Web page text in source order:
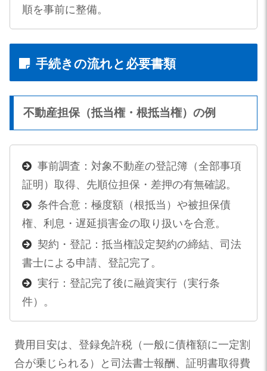
順を事前に整備。
手続きの流れと必要書類
不動産担保（抵当権・根抵当権）の例
事前調査：対象不動産の登記簿（全部事項
証明）取得、先順位担保・差押の有無確認。
条件合意：極度額（根抵当）や被担保債
権、利息・遅延損害金の取り扱いを合意。
契約・登記：抵当権設定契約の締結、司法
書士による申請、登記完了。
実行：登記完了後に融資実行（実行条
件）。
費用目安は、登録免許税（一般に債権額に一定割
合が乗じられる）と司法書士報酬、証明書取得費